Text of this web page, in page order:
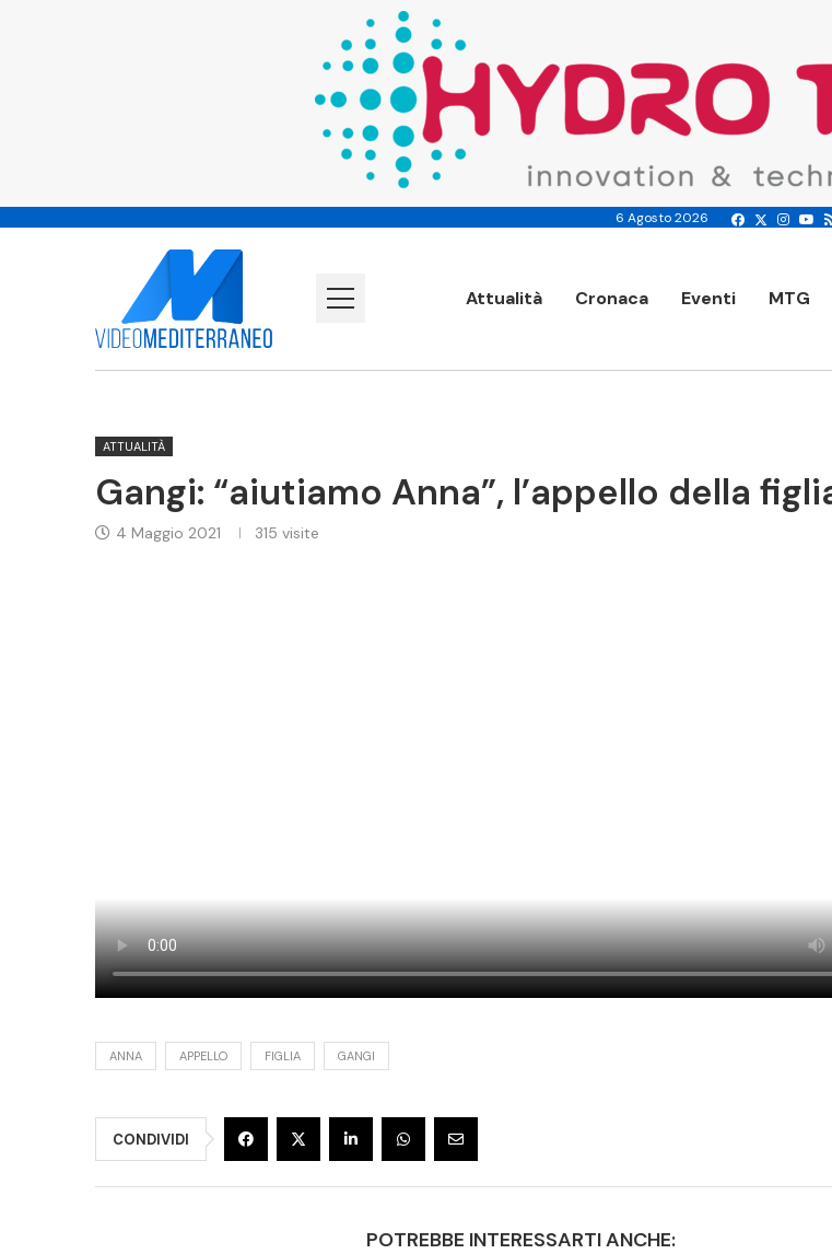
6 Agosto 2026
Attualità Cronaca Eventi MTG
ATTUALITÀ
Gangi: “aiutiamo Anna”, l’appello della
4 Maggio 2021 315 visite
ANNA APPELLO FIGLIA GANGI
CONDIVIDI
POTREBBE INTERESSARTI ANCHE: